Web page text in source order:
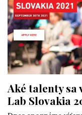
Aké talenty sa
Lab Slovakia